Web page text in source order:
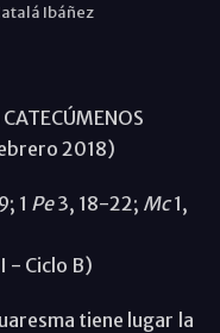
Ibáñez
2018)
1 Pe3, 18-22; Mc1,
- Ciclo B)
tiene lugar la